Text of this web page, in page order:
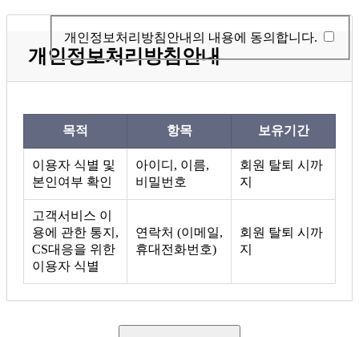
개인정보처리방침안내
목적 항목 보유기간
이용자 식별 및
본인여부 확인
아이디, 이름,
비밀번호
회원 탈퇴 시까
지
고객서비스 이
용에 관한 통지,
CS대응을 위한
이용자 식별
연락처 (이메일,
휴대전화번호)
회원 탈퇴 시까
지
개인정보처리방침안내의 내용에 동의합니다.